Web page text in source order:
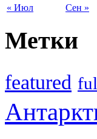
« Июл Сен »
Метки
featured